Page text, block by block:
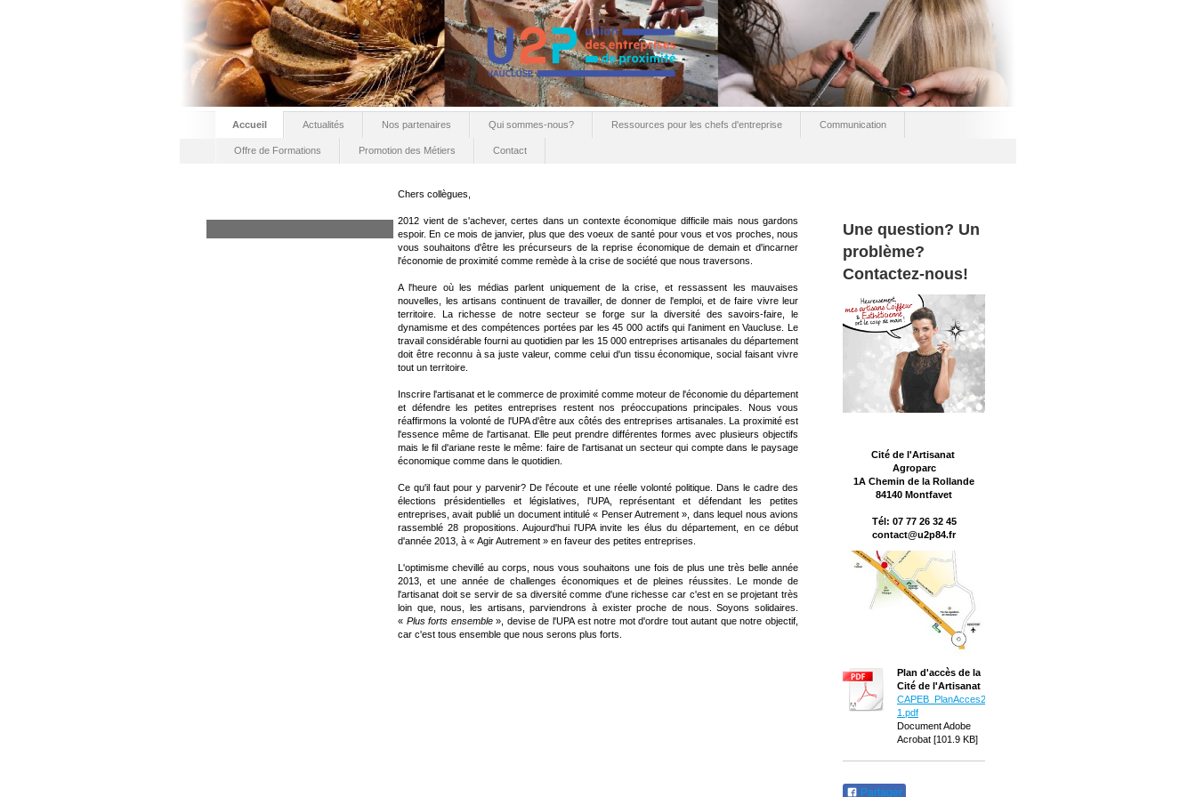
Accueil Actualités Nos partenaires Qui sommes-nous? Ressources pour les chefs d'entreprise Communication
Offre de Formations Promotion des Métiers Contact
Chers collègues,
2012 vient de s'achever, certes dans un contexte économique difficile mais nous gardons
espoir. En ce mois de janvier, plus que des voeux de santé pour vous et vos proches, nous
vous souhaitons d'être les précurseurs de la reprise économique de demain et d'incarner
l'économie de proximité comme remède à la crise de société que nous traversons.
A l'heure où les médias parlent uniquement de la crise, et ressassent les mauvaises
nouvelles, les artisans continuent de travailler, de donner de l'emploi, et de faire vivre leur
territoire. La richesse de notre secteur se forge sur la diversité des savoirs-faire, le
dynamisme et des compétences portées par les 45 000 actifs qui l'animent en Vaucluse. Le
travail considérable fourni au quotidien par les 15 000 entreprises artisanales du département
doit être reconnu à sa juste valeur, comme celui d'un tissu économique, social faisant vivre
tout un territoire.
Inscrire l'artisanat et le commerce de proximité comme moteur de l'économie du département
et défendre les petites entreprises restent nos préoccupations principales. Nous vous
réaffirmons la volonté de l'UPA d'être aux côtés des entreprises artisanales. La proximité est
l'essence même de l'artisanat. Elle peut prendre différentes formes avec plusieurs objectifs
mais le fil d'ariane reste le même: faire de l'artisanat un secteur qui compte dans le paysage
économique comme dans le quotidien.
Ce qu'il faut pour y parvenir? De l'écoute et une réelle volonté politique. Dans le cadre des
élections présidentielles et législatives, l'UPA, représentant et défendant les petites
entreprises, avait publié un document intitulé « Penser Autrement », dans lequel nous avions
rassemblé 28 propositions. Aujourd'hui l'UPA invite les élus du département, en ce début
d'année 2013, à « Agir Autrement » en faveur des petites entreprises.
L'optimisme chevillé au corps, nous vous souhaitons une fois de plus une très belle année
2013, et une année de challenges économiques et de pleines réussites. Le monde de
l'artisanat doit se servir de sa diversité comme d'une richesse car c'est en se projetant très
loin que, nous, les artisans, parviendrons à exister proche de nous. Soyons solidaires.
« Plus forts ensemble», devise de l'UPA est notre mot d'ordre tout autant que notre objectif,
car c'est tous ensemble que nous serons plus forts.
Une question? Un
problème?
Contactez-nous!
Cité de l'Artisanat
Agroparc
1A Chemin de la Rollande
84140 Montfavet
Tél: 07 77 26 32 45
contact@u2p84.fr
Plan d'accès de la
Cité de l'Artisanat
CAPEB_PlanAcces2012-
1.pdf
Document Adobe
Acrobat [101.9 KB]
Partager